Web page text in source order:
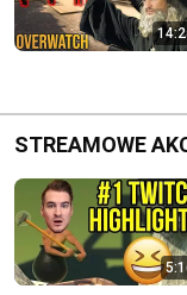
STREAMOWE